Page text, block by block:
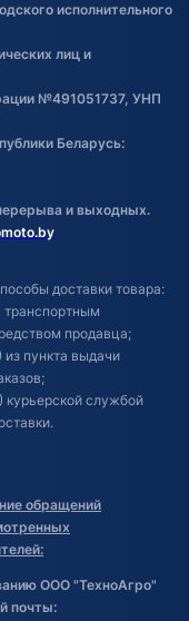
исполнительного
лиц и
№491051737, УНП
Беларусь:
и выходных.
доставки товара:
транспортным
продавца;
из пункта выдачи
курьерской службой
обращений
ООО "ТехноАгро"
почты: